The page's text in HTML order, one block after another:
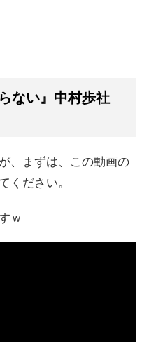
ない』中村歩社
、まずは、この動画の
ください。
ｗ